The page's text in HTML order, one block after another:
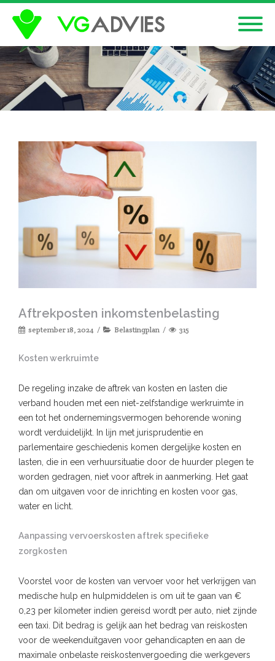
Aftrekposten inkomstenbelasting
september 18, 2024 Belastingplan 315
Kosten werkruimte
De regeling inzake de aftrek van kosten en lasten die
verband houden met een niet-zelfstandige werkruimte in
een tot het ondernemingsvermogen behorende woning
wordt verduidelijkt. In lijn met jurisprudentie en
parlementaire geschiedenis komen dergelijke kosten en
lasten, die in een verhuursituatie door de huurder plegen te
worden gedragen, niet voor aftrek in aanmerking. Het gaat
dan om uitgaven voor de inrichting en kosten voor gas,
water en licht.
Aanpassing vervoerskosten aftrek specifieke
zorgkosten
Voorstel voor de kosten van vervoer voor het verkrijgen van
medische hulp en hulpmiddelen is om uit te gaan van €
0,23 per kilometer indien gereisd wordt per auto, niet zijnde
een taxi. Dit bedrag is gelijk aan het bedrag van reiskosten
voor de weekenduitgaven voor gehandicapten en aan de
maximale onbelaste reiskostenvergoeding die werkgevers